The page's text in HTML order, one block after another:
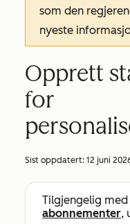
som den
nyeste
Opprett
for
Sist oppdatert: 12 juni
Tilgjengelig
abonnementer,